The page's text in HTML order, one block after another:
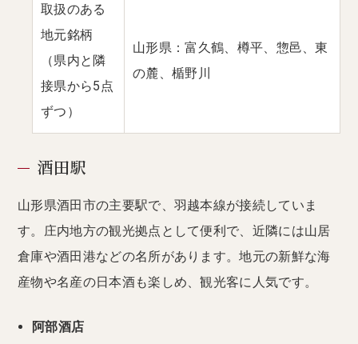
取扱のある
地元銘柄
（県内と隣
接県から5点
ずつ）
山形県：富久鶴、樽平、惣邑、東
の麓、楯野川
酒田駅
山形県酒田市の主要駅で、羽越本線が接続していま
す。庄内地方の観光拠点として便利で、近隣には山居
倉庫や酒田港などの名所があります。地元の新鮮な海
産物や名産の日本酒も楽しめ、観光客に人気です。
阿部酒店